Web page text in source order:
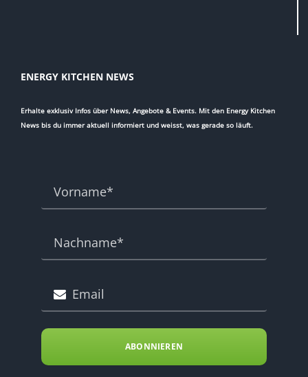
ENERGY KITCHEN NEWS
Erhalte exklusiv Infos über News, Angebote & Events. Mit den Energy Kitchen
News bis du immer aktuell informiert und weisst, was gerade so läuft.
ABONNIEREN